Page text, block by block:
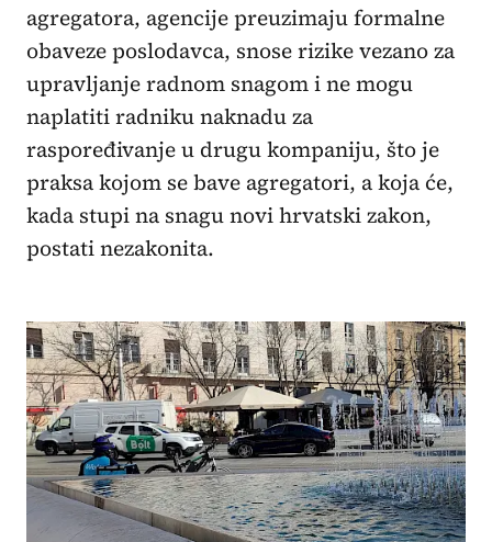
agregatora, agencije preuzimaju formalne
obaveze poslodavca, snose rizike vezano za
upravljanje radnom snagom i ne mogu
naplatiti radniku naknadu za
raspoređivanje u drugu kompaniju, što je
praksa kojom se bave agregatori, a koja će,
kada stupi na snagu novi hrvatski zakon,
postati nezakonita.